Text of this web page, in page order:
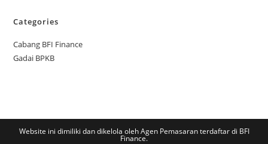
Categories
Cabang BFI Finance
Gadai BPKB
Website ini dimiliki dan dikelola oleh Agen Pemasaran terdaftar di BFI
Finance.